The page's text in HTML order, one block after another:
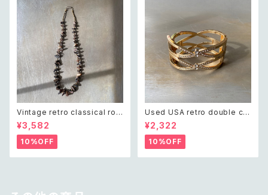
Vintage retro classical rou
gh cut shell beads necklac
e レトロ ヴィンテージ アクセサ
リー クラシカル ラフカット シェ
ル ビーズ ネックレス
¥3,582
10%OFF
Used USA retro double cro
ss crystal bijou bangle レト
ロ アメリカ ユーズド アクセサリ
ー ゴールド ダブル クロス ビジ
ュー バングル
¥2,322
10%OFF